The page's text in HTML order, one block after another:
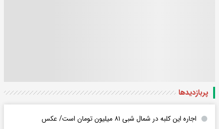
پربازدید‌ها
اجاره این کلبه در شمال شبی ۸۱ میلیون تومان است/ عکس